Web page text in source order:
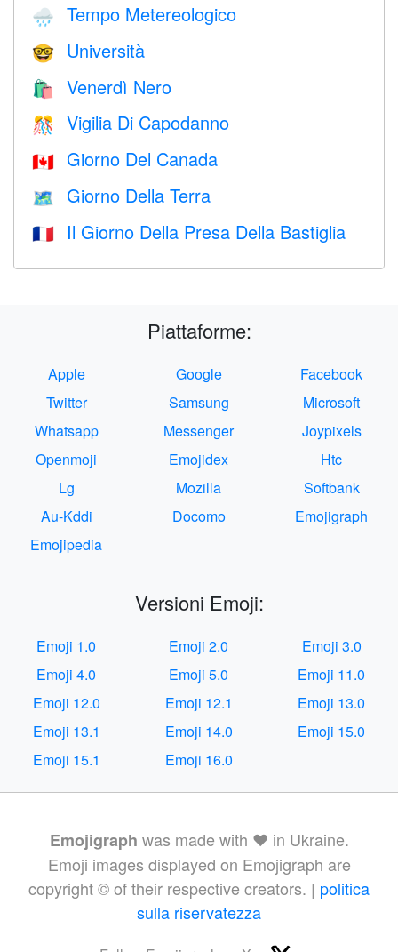
🌧 Tempo Metereologico
🤓 Università
🛍 Venerdì Nero
🎊 Vigilia Di Capodanno
🇨🇦 Giorno Del Canada
🗺️ Giorno Della Terra
🇫🇷 Il Giorno Della Presa Della Bastiglia
Piattaforme:
Apple Google
Facebook
Twitter
Samsung
Microsoft
Whatsapp
Messenger
Joypixels
Openmoji
Emojidex
Htc
Lg
Mozilla
Softbank
Au-Kddi
Docomo
Emojigraph
Emojipedia
Versioni Emoji:
Emoji 1.0 Emoji 2.0
Emoji 3.0
Emoji 4.0
Emoji 5.0
Emoji 11.0
Emoji 12.0
Emoji 12.1
Emoji 13.0
Emoji 13.1
Emoji 14.0
Emoji 15.0
Emoji 15.1
Emoji 16.0
Emojigraph was made with ❤️ in Ukraine.
Emoji images displayed on Emojigraph are
copyright © of their respective creators. | politica
sulla riservatezza